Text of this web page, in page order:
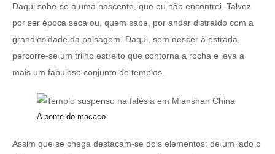
Daqui sobe-se a uma nascente, que eu não encontrei. Talvez
por ser época seca ou, quem sabe, por andar distraído com a
grandiosidade da paisagem. Daqui, sem descer à estrada,
percorre-se um trilho estreito que contorna a rocha e leva a
mais um fabuloso conjunto de templos.
A ponte do macaco
Assim que se chega destacam-se dois elementos: de um lado o